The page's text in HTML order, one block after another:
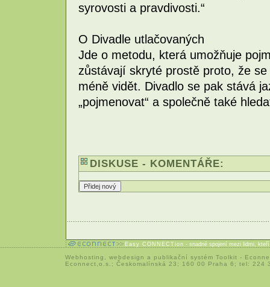
syrovosti a pravdivosti.“
O Divadle utlačovaných
Jde o metodu, která umožňuje
zůstávají skryté prostě proto, že
méně vidět. Divadlo se pak stává
„pojmenovat“ a společně také
DISKUSE - KOMENTÁŘE:
Easy CONNECTion - snadné spojení mezi lidmi,
Webhosting webdesign a publikační systém Toolkit -
Econnect,o.s.; Českomalínská 23; 160 00 Praha 6; tel: 224